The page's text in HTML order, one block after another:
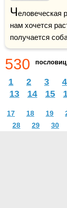
Человеческая
нам хочется
получается
530
1 2 3 4
13
14 15
17 18 19
28
29 30